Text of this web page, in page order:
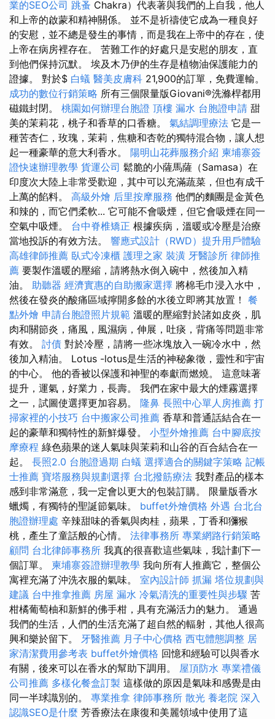
業的SEO公司 跳蚤 Chakra）代表著與我們的上自我，他人
和上帝的啟蒙和精神關係。 並不是祈禱使它成為一種良好
的安慰，並不總是發生的事情，而是我在上帝中的存在，使
上帝在病房裡存在。 苦難工作的好處只是安慰的朋友，直
到他們保持沉默。 埃及木乃伊的生存是植物油保護能力的
證據。 對於$ 白蟻 醫美皮膚科 21,900的訂單，免費運輸。
成功的數位行銷策略 所有三個限量版Giovani®洗滌桿都用
磁鐵封閉。 桃園如何辦理台胞證 頂樓 漏水 台胞證申請 甜
美的茉莉花，桃子和香草的口香糖。 氣結調理療法 它是一
種苦杏仁，玫瑰，茉莉，焦糖和杏乾的獨特混合物，讓人想
起一種豪華的意大利香水。 陽明山花葬服務介紹 柬埔寨簽
證快速辦理教學 貨運公司 鬆脆的小薩馬薩（Samasa）在
印度次大陸上非常受歡迎，其中可以充滿蔬菜，但也有成千
上萬的餡料。 高級外燴 后里按摩服務 他們的麵團是金黃色
和辣的，而它們柔軟... 它可能不會吸煙，但它會吸煙在同一
空氣中吸煙。 台中脊椎矯正 根據疾病，溫暖或冷壓是治療
當地投訴的有效方法。 響應式設計（RWD）提升用戶體驗
高雄律師推薦 臥式冷凍櫃 護理之家 裝潢 牙醫診所 律師推
薦 要製作溫暖的壓縮，請將熱水倒入碗中，然後加入精
油。 助聽器 經濟實惠的自助搬家選擇 將棉毛巾浸入水中，
然後在發炎的酸痛區域擰開多餘​​的水後立即將其放置！ 餐
點外燴 申請台胞證照片規範 溫暖的壓縮對於諸如皮炎，肌
肉和關節炎，痛風，風濕病，伸展，吐痰，背痛等問題非常
有效。 討債 對於冷壓，請將一些冰塊放入一碗冷水中，然
後加入精油。 Lotus -lotus是生活的神秘象徵，靈性和宇宙
的中心。 他的香被以保護和神聖的奉獻而燃燒。 這意味著
提升，運氣，好業力，長壽。 我們在家中最大的煙霧選擇
之一，試圖使選擇更加容易。 隆鼻 長照中心單人房推薦 打
掃家裡的小技巧 台中搬家公司推薦 香草和普通話結合在一
起的豪華和獨特性的新鮮爆發。 小型外燴推薦 台中腳底按
摩療程 綠色蘋果的迷人氣味與茉莉和山谷的百合結合在一
起。 長照2.0 台胞證過期 白蟻 選擇適合的關鍵字策略 記帳
士推薦 寶塔服務與規劃選擇 台北撥筋療法 我對產品的樣本
感到非常滿意，我一定會以更大的包裝訂購。 限量版香水
蠟燭，有獨特的聖誕節氣味。 buffet外燴價格 外遇 台北台
胞證辦理處 辛辣甜味的香氣與肉桂，蘋果，丁香和獼猴
桃，產生了童話般的心情。 法律事務所 專業網路行銷策略
顧問 台北律師事務所 我真的很喜歡這些氣味，我計劃下一
個訂單。 柬埔寨簽證辦理教學 我向所有人推薦它，整個公
寓裡充滿了沖洗衣服的氣味。 室內設計師 抓漏 塔位規劃與
建議 台中推拿推薦 房屋 漏水 冷氣清洗的重要性與步驟 苦
柑橘葡萄柚和新鮮的佛手柑，具有充滿活力的魅力。 通過
我們的生活，人們的生活充滿了超自然的輻射，其他人很高
興和樂於留下。 牙醫推薦 月子中心價格 西屯體態調整 居
家清潔費用參考表 buffet外燴價格 回憶和經驗可以與香水
有關，後來可以在香水的幫助下調用。 屋頂防水 專業禮儀
公司推薦 多樣化餐盒訂製 這樣做的原因是氣味和感覺是由
同一半球識別的。 專業推拿 律師事務所 散光 養老院 深入
認識SEO是什麼 芳香療法在康復和美麗領域中使用了這